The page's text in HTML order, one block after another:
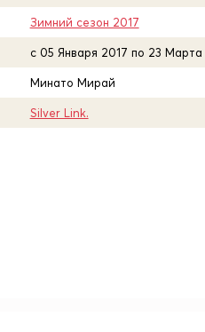
Зимний сезон 2017
c 05 Января 2017 по 23 Марта
Минато Мирай
Silver Link.